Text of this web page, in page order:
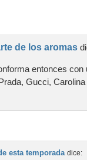
de los aromas
entonces con
Gucci,
esta temporada dice: